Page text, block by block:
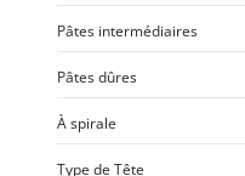
Stanley
Stiga
Stocker
Sunseeker
Pâtes intermédiaires
Pâtes dûres
À spirale
Type de Tête